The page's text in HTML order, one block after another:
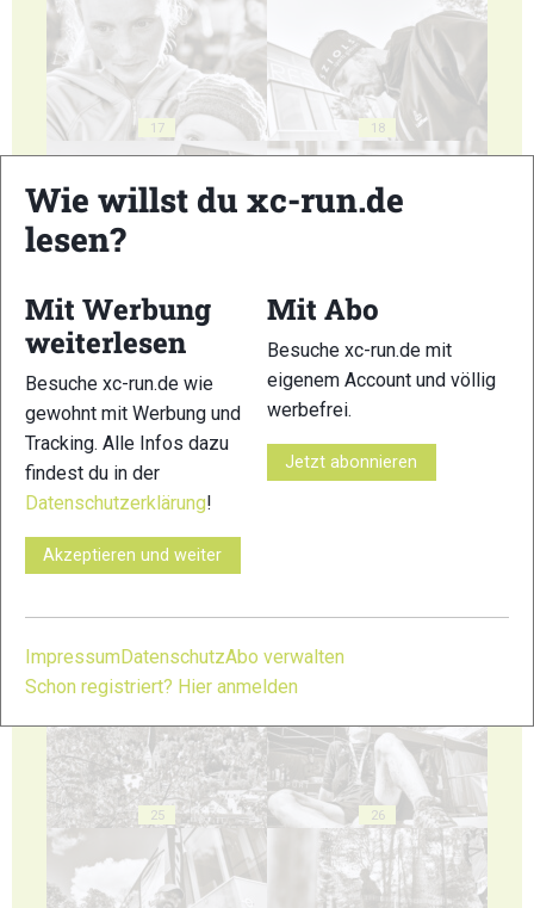
17 18
21 22
25 26
Wie willst du xc-run.de
lesen?
Mit Werbung
weiterlesen
Besuche xc-run.de wie
gewohnt mit Werbung und
Tracking. Alle Infos dazu
findest du in der
Datenschutzerklärung!
Akzeptieren und weiter
Mit Abo
Besuche xc-run.de mit
eigenem Account und völlig
werbefrei.
Jetzt abonnieren
ImpressumDatenschutzAbo verwalten
Schon registriert? Hier anmelden